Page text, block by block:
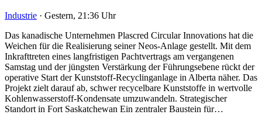
Industrie · Gestern, 21:36 Uhr
Das kanadische Unternehmen Plascred Circular Innovations hat die
Weichen für die Realisierung seiner Neos-Anlage gestellt. Mit dem
Inkrafttreten eines langfristigen Pachtvertrags am vergangenen
Samstag und der jüngsten Verstärkung der Führungsebene rückt der
operative Start der Kunststoff-Recyclinganlage in Alberta näher. Das
Projekt zielt darauf ab, schwer recycelbare Kunststoffe in wertvolle
Kohlenwasserstoff-Kondensate umzuwandeln. Strategischer
Standort in Fort Saskatchewan Ein zentraler Baustein für…